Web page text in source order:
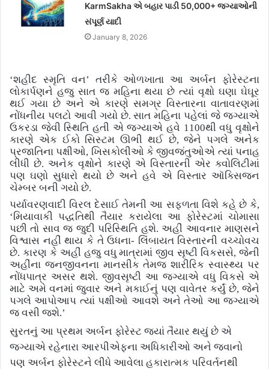
KarmSakha એ બહાર પાડી 50,000+ જગ્યાઓની
સંપૂર્ણ યાદી
January 8, 2026
‘શહીદ સ્મૃતિ વન’ તરીકે ઓળખાતા આ અર્બન ફોરેસ્ટના
લોકાર્પણને હજુ સાત જ મહિના થયા છે ત્યાં વૃક્ષો ઘણા ઘેઘૂર
થઈ ગયા છે અને એ કારણે સમગ્ર વિસ્તારના વાતાવરણમાં
નોંધનીય પલટો આવી ગયો છે. સાત મહિના પહેલાં જે જગ્યાએ
ઉકરડા જેવી સ્થિતિ હતી એ જગ્યાએ હવે 1100થી વધુ વૃક્ષોને
કારણે એક ઈકો સિસ્ટમ ઊભી થઈ છે,જેને પગલે અનેક
પ્રજાતિના પક્ષીઓ, ખિસકોલીઓ કે જીવજંતુઓએ ત્યાં પનાહ
લીધી છે. અનેક વૃક્ષોને કારણે એ વિસ્તારની એર ક્વોલિટીમાં
પણ ઘણો સુધારો થયો છે અને હવે એ વિસ્તાર ઑક્સિજન
ચેમ્બર બની ગયો છે.
પર્યાવરણવાદી વિરલ દેસાઈ તેમની આ સફળતા વિશે કહે છે કે,
‘મિયાવાકી પદ્ધતિથી તૈયાર કરાયેલા આ ફોરેસ્ટમાં ચોમાસા
પછી તો સાવ જ જુદી પરિસ્થિતિ હશે. અહીં આવનાર માણસને
વિશ્વાસ નહીં થાય કે તે ઉધના- લિંબાયત વિસ્તારની વચ્ચોવચ
છે. કારણ કે અહીં હજુ વધુ માત્રામાં જીવ સૃષ્ટી વિકસસે,જેની
અહીંના જનજીવનના માનસીક તેમજ શારીરિક સ્વાસ્થ્ય પર
નોંધપાત્ર અસર થશે. જીવસૃષ્ટી આ જગ્યાએ વધુ વિકસે એ
માટે અમે વનમાં જુવાર અને મકાઈનું પણ વાવેતર કર્યું છે,જેને
પગલે આપોઆપ ત્યાં પક્ષીઓ આવશે અને તેઓ આ જગ્યાએ
જ વસી જશે.’
સુરતનું આ પ્રથમ અર્બન ફોરેસ્ટ જ્યાં તૈયાર થયું છે એ
જગ્યાએ રહેનારા આરપીએફના અધિકારીઓ અને જવાનો
પણ અર્બન ફોરેસ્ટને લીધે આવેલા હકારાત્મક પરિવર્તનથી